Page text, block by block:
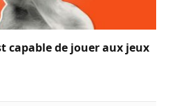
capable de jouer aux jeux